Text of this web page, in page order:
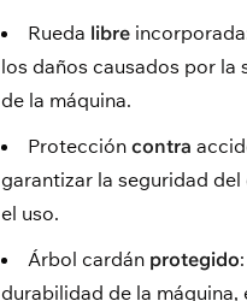
Rueda libre
los daños causados por
de la máquina.
Protección contra
garantizar la seguridad
el uso.
Árbol cardán protegido
durabilidad de la